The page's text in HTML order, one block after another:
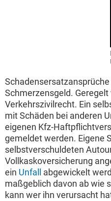
Schmerzensgeld.
Verkehrszivilrecht. Ein
mit Schäden bei anderen
eigenen Kfz-
gemeldet werden. Eigene
selbstverschuldeten
Vollkaskoversicherung
ein Unfall
abgewickelt
maßgeblich davon ab wie
kann wer ihn verursacht